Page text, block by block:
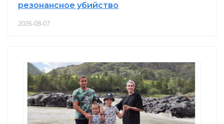
резонансное убийство
2026-08-07